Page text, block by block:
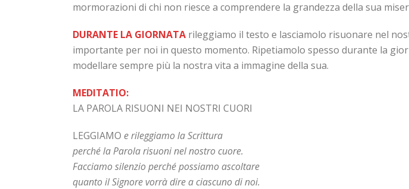
mormorazioni di chi non riesce a comprendere la grandezza della sua
DURANTE LA GIORNATA rileggiamo il testo e lasciamolo risuonare nel
importante per noi in questo momento. Ripetiamolo spesso durante la
modellare sempre più la nostra vita a immagine della sua.
MEDITATIO:
LA PAROLA RISUONI NEI NOSTRI CUORI
LEGGIAMO e rileggiamo la Scrittura
perché la Parola risuoni nel nostro cuore.
Facciamo silenzio perché possiamo ascoltare
quanto il Signore vorrà dire a ciascuno di noi.